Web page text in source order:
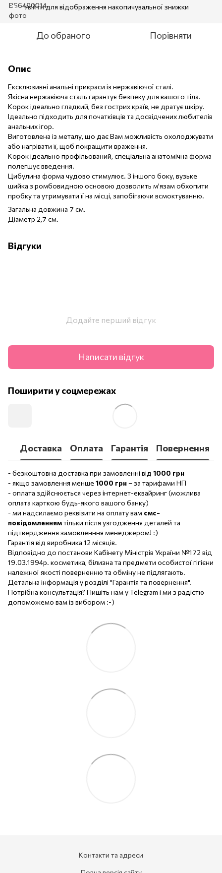
% Увійтидля відображення накопичувальної знижки
До обраного Порівняти
Опис
Ексклюзивні анальні прикраси із нержавіючої сталі.
Якісна нержавіюча сталь гарантує безпеку для вашого тіла.
Корок ідеально гладкий, без гострих країв, не дратує шкіру.
Ідеально підходить для початківців та досвідчених любителів
анальних ігор.
Виготовлена ​​із металу, що дає Вам можливість охолоджувати
або нагрівати її, щоб покращити враження.
Корок ідеально профільований, спеціальна анатомічна форма
полегшує введення.
Цибулина форма чудово стимулює. З іншого боку, вузьке
шийка з ромбовидною основою дозволить м'язам обхопити
пробку та утримувати її на місці, запобігаючи всмоктуванню.
Загальна довжина 7 см.
Діаметр 2,7 см.
Відгуки
Додайте перший відгук
Написати відгук
Поширити у соцмережах
Доставка Оплата Гарантія Повернення
- безкоштовна доставка при замовленні від 1000 грн
- якщо замовлення менше 1000 грн– за тарифами НП
- оплата здійснюється через інтернет-еквайринг (можлива
оплата карткою будь-якого вашого банку)
- ми надсилаємо реквізити на оплату вам смс-
повідомленнямтільки після узгодження деталей та
підтвердження замовленння менеджером! :)
Гарантія від виробника 12 місяців.
Відповідно до постанови Кабінету Міністрів України №172 від
19.03.1994р. косметика, білизна та предмети особистої гігієни
належної якості поверненню та обміну не підлягають.
Детальна інформація у розділі "Гарантія та повернення".
Потрібна консультація? Пишіть нам у Telegram і ми з радістю
допоможемо вам із вибором :-)
Контакти та адреси